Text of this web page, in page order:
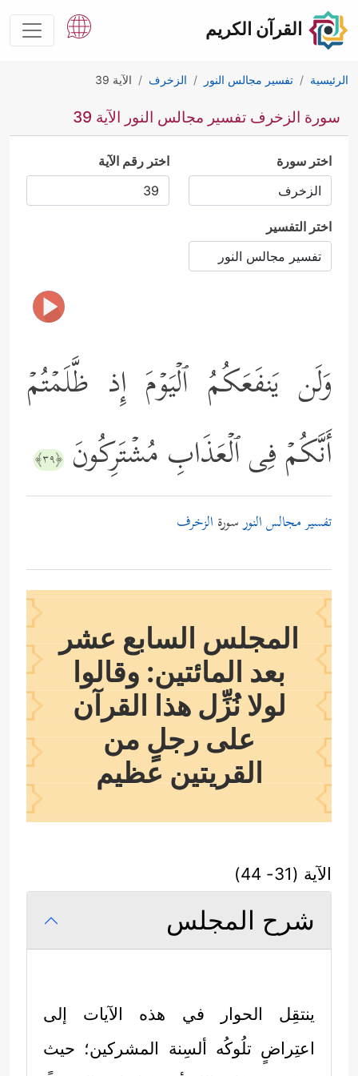
القرآن الكريم
الرئيسية تفسير مجالس النور الزخرف الآية 39
سورة الزخرف تفسير مجالس النور الآية 39
اختر سورة اختر رقم الآية
اختر التفسير
وَلَن یَنفَعَكُمُ ٱلۡیَوۡمَ إِذ ظَّلَمۡتُمۡ
أَنَّكُمۡ فِی ٱلۡعَذَابِ مُشۡتَرِكُونَ ﴿٣٩﴾
تفسير مجالس النورسورة الزخرف
المجلس السابع عشر
بعد المائتين: وقالوا
لولا نُزِّل هذا القرآن
على رجلٍ من
القريتين عظيم
الآية (31- 44)
شرح المجلس
ينتقِل الحوار في هذه الآيات إلى
اعتِراضٍ تلُوكُه ألسِنة المشركين؛ حيث